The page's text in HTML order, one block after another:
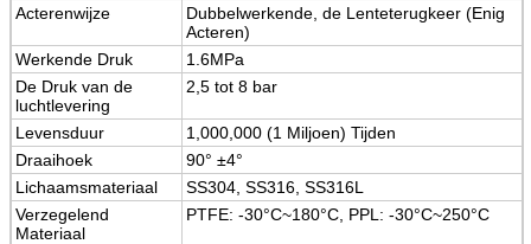
Acterenwijze
Dubbelwerkende, de Lenteterugkeer (Enig
Acteren)
Werkende Druk
1.6MPa
De Druk van de
luchtlevering
2,5 tot 8 bar
Levensduur
1,000,000 (1 Miljoen) Tijden
Draaihoek
90° ±4°
Lichaamsmateriaal
SS304, SS316, SS316L
Verzegelend
Materiaal
PTFE: -30°C~180°C, PPL: -30°C~250°C